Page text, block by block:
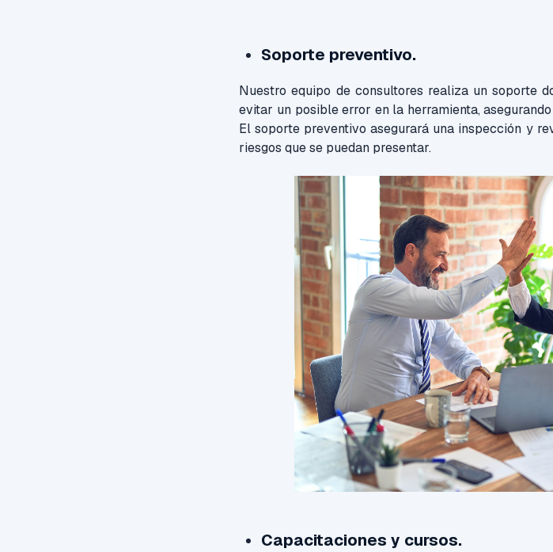
Soporte preventivo.
Nuestro equipo de consultores realiza un soporte
evitar un posible error en la herramienta,
El soporte preventivo asegurará una inspección y
riesgos que se puedan presentar.
Capacitaciones y cursos.